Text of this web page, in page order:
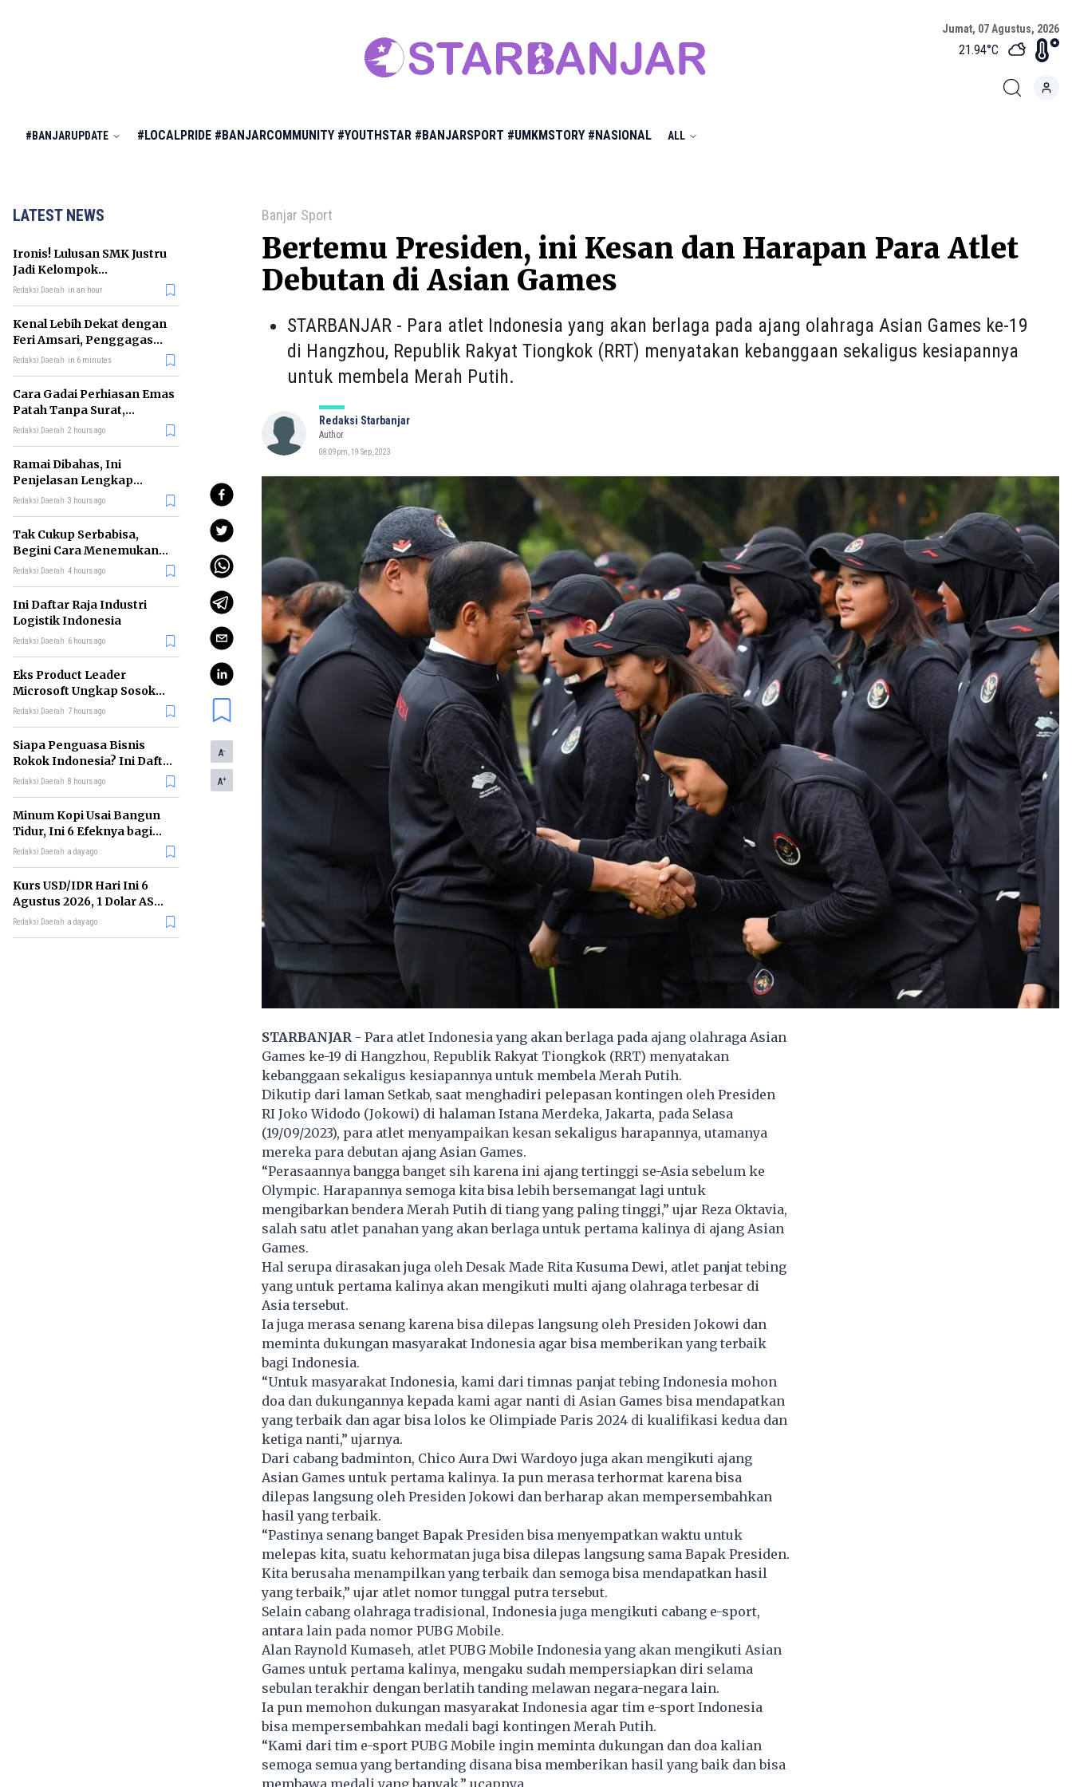
Jumat, 07 Agustus, 2026
21.94°C
#BANJARUPDATE #LOCALPRIDE #BANJARCOMMUNITY #YOUTHSTAR #BANJARSPORT #UMKMSTORY #NASIONAL ALL
LATEST NEWS
Ironis! Lulusan SMK Justru
Jadi Kelompok
Pengangguran Terbanyak
Redaksi Daerah in an hour
Kenal Lebih Dekat dengan
Feri Amsari, Penggagas
Kabinet Bayangan
Redaksi Daerah in 6 minutes
Cara Gadai Perhiasan Emas
Patah Tanpa Surat,
Ternyata Tetap Bisa!
Redaksi Daerah 2 hours ago
Ramai Dibahas, Ini
Penjelasan Lengkap
tentang Konsep Kabinet
Redaksi Daerah 3 hours ago
Tak Cukup Serbabisa,
Begini Cara Menemukan
'Spike' agar CV Dilirik HR
Redaksi Daerah 4 hours ago
Ini Daftar Raja Industri
Logistik Indonesia
Redaksi Daerah 6 hours ago
Eks Product Leader
Microsoft Ungkap Sosok
yang Paling Cocok
Redaksi Daerah 7 hours ago
Siapa Penguasa Bisnis
Rokok Indonesia? Ini Daftar
Perusahaan Terbesarnya
Redaksi Daerah 8 hours ago
Minum Kopi Usai Bangun
Tidur, Ini 6 Efeknya bagi
Kesehatan Tubuh
Redaksi Daerah a day ago
Kurs USD/IDR Hari Ini 6
Agustus 2026, 1 Dolar AS
Kini Berapa Rupiah?
Redaksi Daerah a day ago
Banjar Sport
Bertemu Presiden, ini Kesan dan Harapan Para Atlet
Debutan di Asian Games
STARBANJAR - Para atlet Indonesia yang akan berlaga pada ajang olahraga Asian Games ke-19
di Hangzhou, Republik Rakyat Tiongkok (RRT) menyatakan kebanggaan sekaligus kesiapannya
untuk membela Merah Putih.
Redaksi Starbanjar
Author
08:09pm, 19 Sep, 2023
A-
A+
STARBANJAR- Para atlet Indonesia yang akan berlaga pada ajang olahraga Asian
Games ke-19 di Hangzhou, Republik Rakyat Tiongkok (RRT) menyatakan
kebanggaan sekaligus kesiapannya untuk membela Merah Putih.
Dikutip dari laman Setkab, saat menghadiri pelepasan kontingen oleh Presiden
RI Joko Widodo (Jokowi) di halaman Istana Merdeka, Jakarta, pada Selasa
(19/09/2023), para atlet menyampaikan kesan sekaligus harapannya, utamanya
mereka para debutan ajang Asian Games.
“Perasaannya bangga banget sih karena ini ajang tertinggi se-Asia sebelum ke
Olympic. Harapannya semoga kita bisa lebih bersemangat lagi untuk
mengibarkan bendera Merah Putih di tiang yang paling tinggi,” ujar Reza Oktavia,
salah satu atlet panahan yang akan berlaga untuk pertama kalinya di ajang Asian
Games.
Hal serupa dirasakan juga oleh Desak Made Rita Kusuma Dewi, atlet panjat tebing
yang untuk pertama kalinya akan mengikuti multi ajang olahraga terbesar di
Asia tersebut.
Ia juga merasa senang karena bisa dilepas langsung oleh Presiden Jokowi dan
meminta dukungan masyarakat Indonesia agar bisa memberikan yang terbaik
bagi Indonesia.
“Untuk masyarakat Indonesia, kami dari timnas panjat tebing Indonesia mohon
doa dan dukungannya kepada kami agar nanti di Asian Games bisa mendapatkan
yang terbaik dan agar bisa lolos ke Olimpiade Paris 2024 di kualifikasi kedua dan
ketiga nanti,” ujarnya.
Dari cabang badminton, Chico Aura Dwi Wardoyo juga akan mengikuti ajang
Asian Games untuk pertama kalinya. Ia pun merasa terhormat karena bisa
dilepas langsung oleh Presiden Jokowi dan berharap akan mempersembahkan
hasil yang terbaik.
“Pastinya senang banget Bapak Presiden bisa menyempatkan waktu untuk
melepas kita, suatu kehormatan juga bisa dilepas langsung sama Bapak Presiden.
Kita berusaha menampilkan yang terbaik dan semoga bisa mendapatkan hasil
yang terbaik,” ujar atlet nomor tunggal putra tersebut.
Selain cabang olahraga tradisional, Indonesia juga mengikuti cabang e-sport,
antara lain pada nomor PUBG Mobile.
Alan Raynold Kumaseh, atlet PUBG Mobile Indonesia yang akan mengikuti Asian
Games untuk pertama kalinya, mengaku sudah mempersiapkan diri selama
sebulan terakhir dengan berlatih tanding melawan negara-negara lain.
Ia pun memohon dukungan masyarakat Indonesia agar tim e-sport Indonesia
bisa mempersembahkan medali bagi kontingen Merah Putih.
“Kami dari tim e-sport PUBG Mobile ingin meminta dukungan dan doa kalian
semoga semua yang bertanding disana bisa memberikan hasil yang baik dan bisa